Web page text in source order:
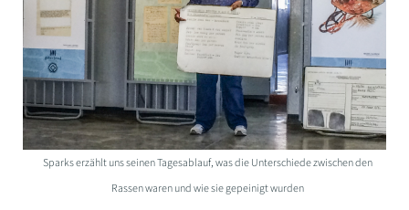
Sparks erzählt uns seinen Tagesablauf, was die Unterschiede zwischen den
Rassen waren und wie sie gepeinigt wurden